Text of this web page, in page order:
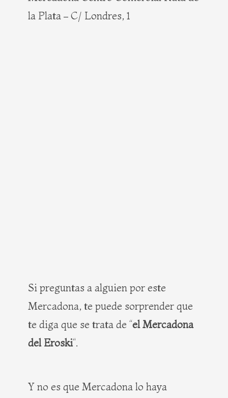
la Plata – C/ Londres, 1
Si preguntas a alguien por este
Mercadona, te puede sorprender que
te diga que se trata de “el Mercadona
del Eroski“.
Y no es que Mercadona lo haya